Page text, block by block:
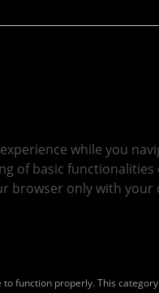
while you
of basic
browser only with
function properly. This